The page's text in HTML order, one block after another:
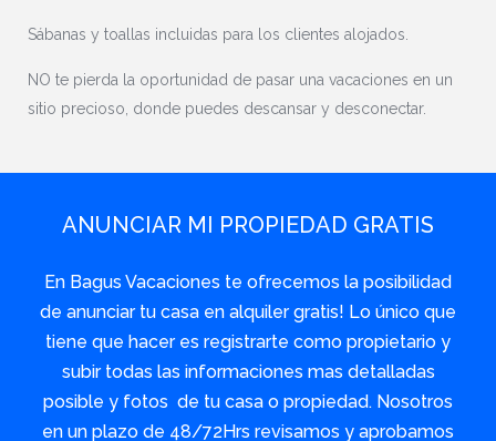
Sábanas y toallas incluidas para los clientes alojados.
NO te pierda la oportunidad de pasar una vacaciones en un
sitio precioso, donde puedes descansar y desconectar.
ANUNCIAR MI PROPIEDAD GRATIS
En Bagus Vacaciones te ofrecemos la posibilidad
de anunciar tu casa en alquiler gratis! Lo único que
tiene que hacer es registrarte como propietario y
subir todas las informaciones mas detalladas
posible y fotos de tu casa o propiedad. Nosotros
en un plazo de 48/72Hrs revisamos y aprobamos